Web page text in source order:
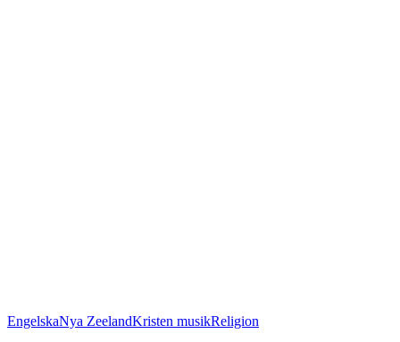
EngelskaNya ZeelandKristen musikReligion